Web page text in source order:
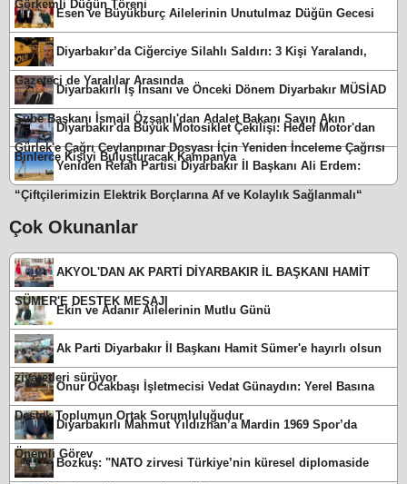
Görkemli Düğün Töreni
Esen ve Büyükburç Ailelerinin Unutulmaz Düğün Gecesi
Diyarbakır’da Ciğerciye Silahlı Saldırı: 3 Kişi Yaralandı,
Gazeteci de Yaralılar Arasında
Diyarbakırlı İş İnsanı ve Önceki Dönem Diyarbakır MÜSİAD
Şube Başkanı İsmail Özşanlı'dan Adalet Bakanı Sayın Akın
Gürlek'e Çağrı Ceylanpınar Dosyası İçin Yeniden İnceleme Çağrısı
Diyarbakır'da Büyük Motosiklet Çekilişi: Hedef Motor'dan
Binlerce Kişiyi Buluşturacak Kampanya
Yeniden Refah Partisi Diyarbakır İl Başkanı Ali Erdem:
“Çiftçilerimizin Elektrik Borçlarına Af ve Kolaylık Sağlanmalı“
Çok Okunanlar
AKYOL'DAN AK PARTİ DİYARBAKIR İL BAŞKANI HAMİT
SÜMER'E DESTEK MESAJI
Ekin ve Adanır Ailelerinin Mutlu Günü
Ak Parti Diyarbakır İl Başkanı Hamit Sümer'e hayırlı olsun
ziyaretleri sürüyor
Onur Ocakbaşı İşletmecisi Vedat Günaydın: Yerel Basına
Destek Toplumun Ortak Sorumluluğudur
Diyarbakırlı Mahmut Yıldızhan’a Mardin 1969 Spor’da
Önemli Görev
Bozkuş: "NATO zirvesi Türkiye’nin küresel diplomaside